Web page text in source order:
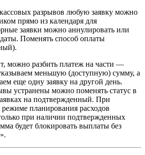
разрывов любую заявку можно
прямо из календаря для
заявки можно аннулировать или
Поменять способ оплаты
можно разбить платеж на части —
меньшую (доступную) сумму, а
еще одну заявку на другой день.
устранены можно поменять статус в
на подтвержденный. При
планирования расходов
при наличии подтвержденных
будет блокировать выплаты без